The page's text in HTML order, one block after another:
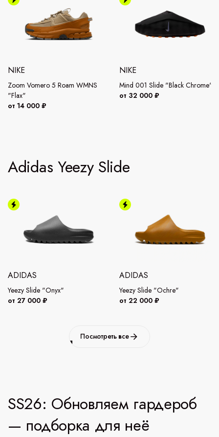
NIKE
Zoom Vomero 5 Roam WMNS
"Flax"
от 14 000 ₽
NIKE
Mind 001 Slide "Black Chrome"
от 32 000 ₽
Adidas Yeezy Slide
ADIDAS
Yeezy Slide "Onyx"
от 27 000 ₽
ADIDAS
Yeezy Slide "Ochre"
от 22 000 ₽
Посмотреть все
SS26: Обновляем гардероб
— подборка для неё